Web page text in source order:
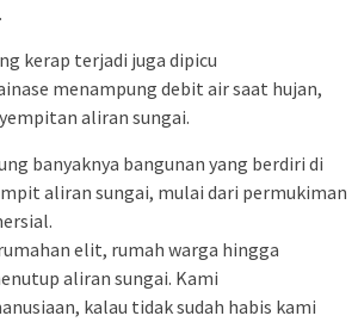
kerap terjadi juga dipicu
menampung debit air saat hujan,
aliran sungai.
banyaknya bangunan yang berdiri di
aliran sungai, mulai dari permukiman
elit, rumah warga hingga
aliran sungai. Kami
kalau tidak sudah habis kami